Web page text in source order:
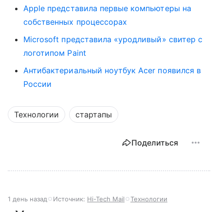
Apple представила первые компьютеры на
собственных процессорах
Microsoft представила «уродливый» свитер с
логотипом Paint
Антибактериальный ноутбук Acer появился в
России
Технологии стартапы
Поделиться
1 день назад Источник: Hi-Tech Mail Технологии